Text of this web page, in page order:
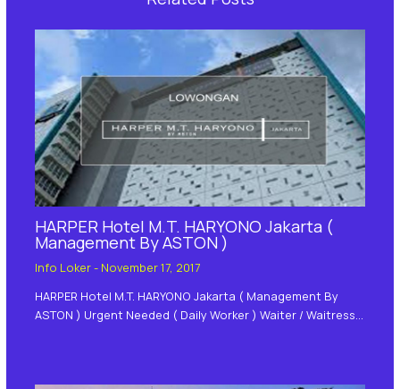
HARPER Hotel M.T. HARYONO Jakarta (
Management By ASTON )
Info Loker- November 17, 2017
HARPER Hotel M.T. HARYONO Jakarta ( Management By
ASTON ) Urgent Needed ( Daily Worker ) Waiter / Waitress…